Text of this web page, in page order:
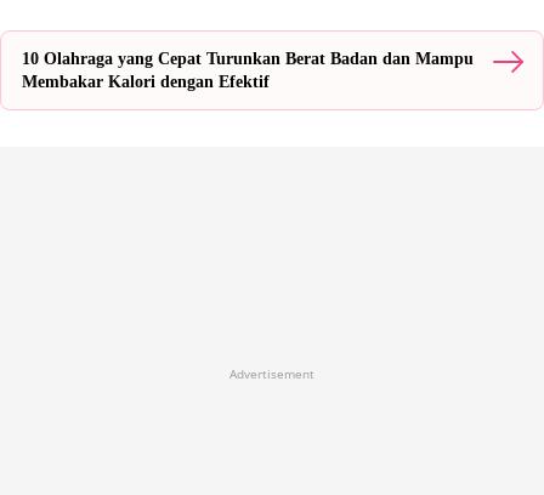
10 Olahraga yang Cepat Turunkan Berat Badan dan Mampu
Membakar Kalori dengan Efektif
Advertisement